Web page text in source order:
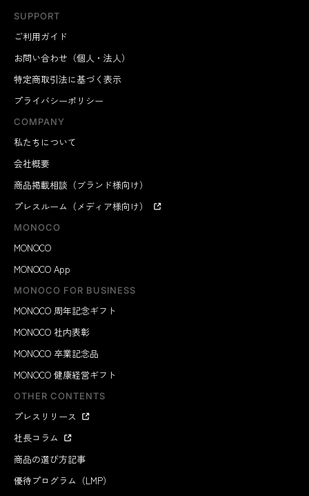
SUPPORT
ご利用ガイド
お問い合わせ（個人・法人）
特定商取引法に基づく表示
プライバシーポリシー
COMPANY
私たちについて
会社概要
商品掲載相談（ブランド様向け）
プレスルーム（メディア様向け）
MONOCO
MONOCO
MONOCO App
MONOCO FOR BUSINESS
MONOCO 周年記念ギフト
MONOCO 社内表彰
MONOCO 卒業記念品
MONOCO 健康経営ギフト
OTHER CONTENTS
プレスリリース
社長コラム
商品の選び方記事
優待プログラム（LMP）